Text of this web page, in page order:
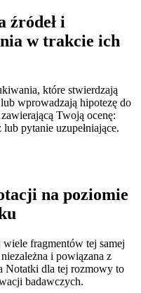
źródeł i
w trakcie ich
które stwierdzają
wprowadzają hipotezę do
Twoją ocenę:
pytanie uzupełniające.
na poziomie
fragmentów tej samej
i powiązana z
Notatki dla tej rozmowy to
badawczych.